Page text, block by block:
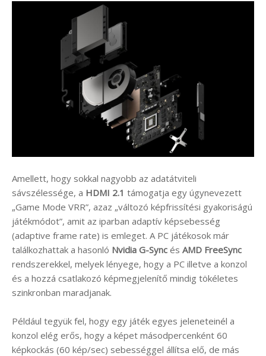
Amellett, hogy sokkal nagyobb az adatátviteli
sávszélessége, a HDMI 2.1 támogatja egy úgynevezett
„Game Mode VRR”, azaz „változó képfrissítési gyakoriságú
játékmódot”, amit az iparban adaptív képsebesség
(adaptive frame rate) is emleget. A PC játékosok már
találkozhattak a hasonló Nvidia G-Sync és AMD FreeSync
rendszerekkel, melyek lényege, hogy a PC illetve a konzol
és a hozzá csatlakozó képmegjelenítő mindig tökéletes
szinkronban maradjanak.
Például tegyük fel, hogy egy játék egyes jeleneteinél a
konzol elég erős, hogy a képet másodpercenként 60
képkockás (60 kép/sec) sebességgel állítsa elő, de más